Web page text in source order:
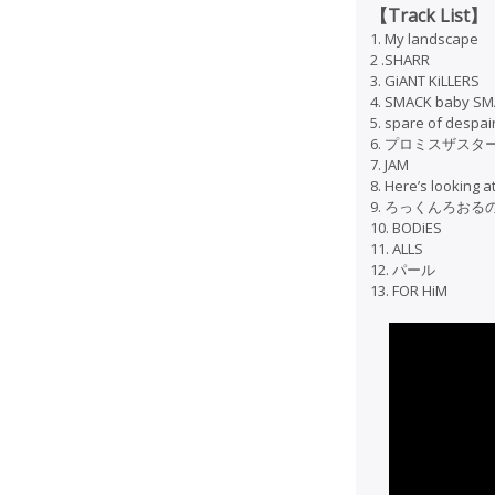
【Track List】
1. My landscape
2 .SHARR
3. GiANT KiLLERS
4. SMACK baby
5. spare of
6. プロミスザスタ
7. JAM
8. Here’s looking
9. ろっくんろおる
10. BODiES
11. ALLS
12. パール
13. FOR HiM